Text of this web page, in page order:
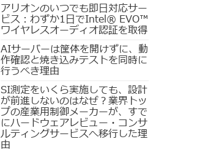
アリオンのいつでも即日対応サー
ビス：わずか1日でIntel® EVO™
ワイヤレスオーディオ認証を取得
AIサーバーは筐体を開けずに、動
作確認と焼き込みテストを同時に
行うべき理由
SI測定をいくら実施しても、設計
が前進しないのはなぜ？業界トッ
プの産業用制御メーカーが、すで
にハードウェアレビュー・コンサ
ルティングサービスへ移行した理
由